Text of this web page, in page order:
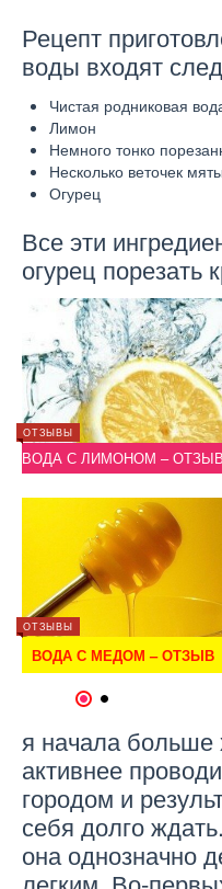
Рецепт
воды входят
Чистая родниковая
Лимон
Немного тонко
Несколько веточек мяты
Огурец
Все эти
огурец порезать
ОТЗЫВЫ
ВОДА С ЛИМОНОМ – ОТЗЫВ
ОТЗЫВЫ
ВОДА С МЕДОМ – ОТЗЫВ
я начала
активнее
городом и
себя долго
она однозначно